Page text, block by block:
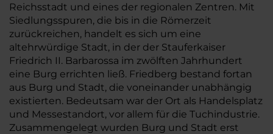
Reichsstadt und eines der regionalen Zentren. Mit
Siedlungsspuren, die bis in die Römerzeit
zurückreichen, handelt es sich um eine
altehrwürdige Stadt, in der der Stauferkaiser
Friedrich II. Barbarossa im zwölften Jahrhundert
eine Burg errichten ließ. Friedberg bestand fortan
aus Burg und Stadt, die voneinander unabhängig
existierten. Bedeutsam war der Ort als Handelsplatz
und Messestandort, vor allem für die Tuchindustrie.
Zusammengelegt wurden Burg und Stadt erst